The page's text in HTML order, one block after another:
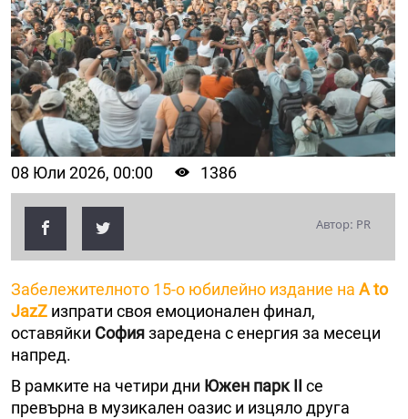
08 Юли 2026, 00:00 1386
Автор: PR
Забележителното 15-о юбилейно издание на A to
JazZ изпрати своя емоционален финал,
оставяйки Софиязаредена с енергия за месеци
напред.
В рамките на четири дни Южен парк II се
превърна в музикален оазис и изцяло друга